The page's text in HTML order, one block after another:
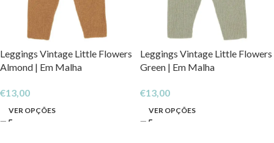
Leggings Vintage Little Flowers
Almond | Em Malha
€13,00
VER OPÇÕES
Leggings Vintage Little Flowers
Green | Em Malha
€13,00
VER OPÇÕES